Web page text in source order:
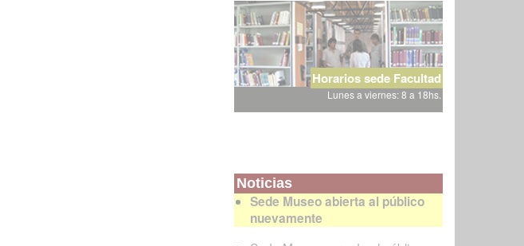
Horarios sede Facultad
Lunes a viernes: 8 a 18hs.
Noticias
Sede Museo abierta al público
nuevamente